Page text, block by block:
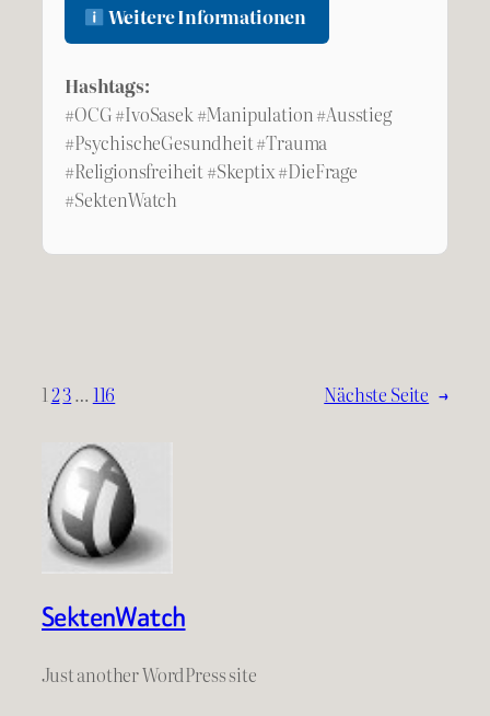
Weitere Informationen
Hashtags:
#OCG #IvoSasek #Manipulation #Ausstieg
#PsychischeGesundheit #Trauma
#Religionsfreiheit #Skeptix #DieFrage
#SektenWatch
1 23… 116 Nächste Seite →
SektenWatch
Just another WordPress site